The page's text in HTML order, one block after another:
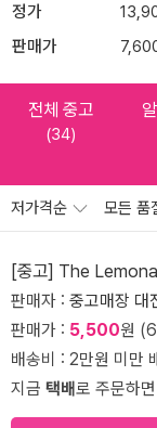
정가
판매가
전체 중고
(34)
저가격순 모든 품
[중고] The
판매자 : 중고매장 대
판매가 : 5,500원
배송비 : 2만원 미만
지금 택배로 주문하면